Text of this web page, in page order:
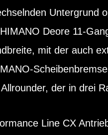
Untergrund
Deore 11-
mit der auch
der in drei
Line CX